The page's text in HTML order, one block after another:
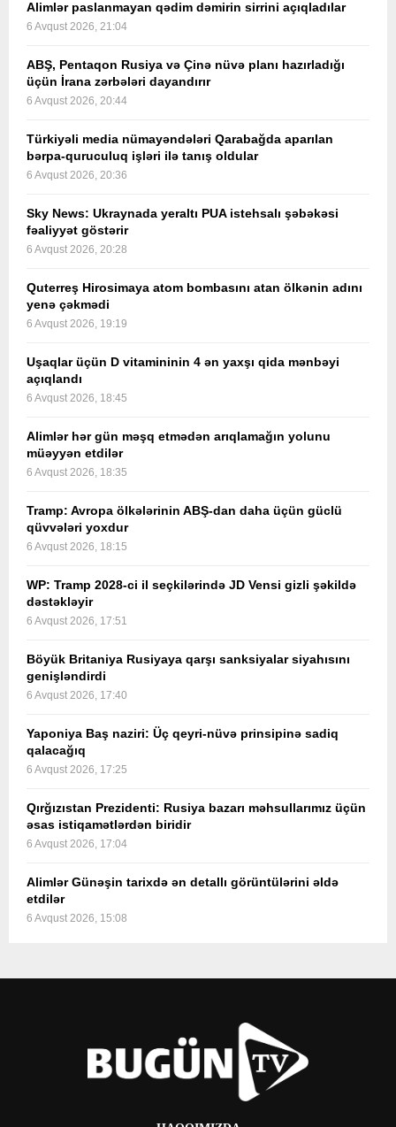
Alimlər paslanmayan qədim dəmirin sirrini açıqladılar
6 Avqust 2026, 21:04
ABŞ, Pentaqon Rusiya və Çinə nüvə planı hazırladığı
üçün İrana zərbələri dayandırır
6 Avqust 2026, 20:44
Türkiyəli media nümayəndələri Qarabağda aparılan
bərpa-quruculuq işləri ilə tanış oldular
6 Avqust 2026, 20:36
Sky News: Ukraynada yeraltı PUA istehsalı şəbəkəsi
fəaliyyət göstərir
6 Avqust 2026, 20:28
Quterreş Hirosimaya atom bombasını atan ölkənin adını
yenə çəkmədi
6 Avqust 2026, 19:19
Uşaqlar üçün D vitamininin 4 ən yaxşı qida mənbəyi
açıqlandı
6 Avqust 2026, 18:45
Alimlər hər gün məşq etmədən arıqlamağın yolunu
müəyyən etdilər
6 Avqust 2026, 18:35
Tramp: Avropa ölkələrinin ABŞ-dan daha üçün güclü
qüvvələri yoxdur
6 Avqust 2026, 18:15
WP: Tramp 2028-ci il seçkilərində JD Vensi gizli şəkildə
dəstəkləyir
6 Avqust 2026, 17:51
Böyük Britaniya Rusiyaya qarşı sanksiyalar siyahısını
genişləndirdi
6 Avqust 2026, 17:40
Yaponiya Baş naziri: Üç qeyri-nüvə prinsipinə sadiq
qalacağıq
6 Avqust 2026, 17:25
Qırğızıstan Prezidenti: Rusiya bazarı məhsullarımız üçün
əsas istiqamətlərdən biridir
6 Avqust 2026, 17:04
Alimlər Günəşin tarixdə ən detallı görüntülərini əldə
etdilər
6 Avqust 2026, 15:08